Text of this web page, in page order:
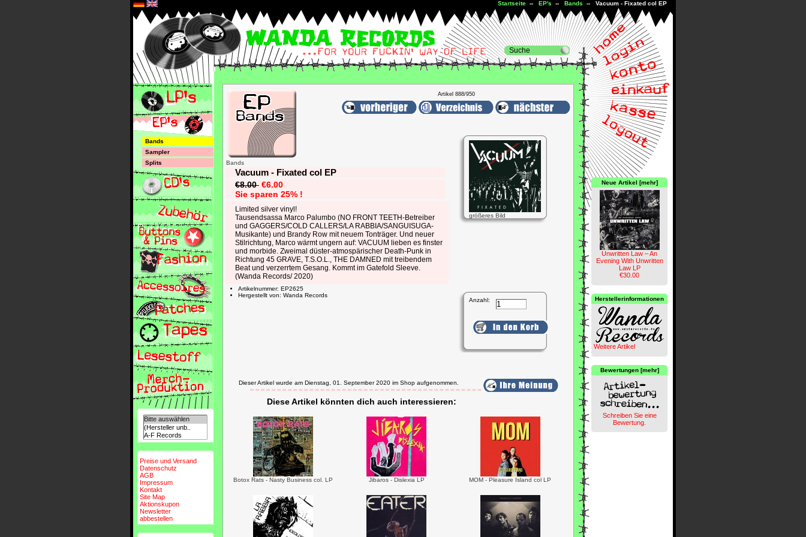
Startseite -- EP's -- Bands -- Vacuum - Fixated col EP
Bands
Sampler
Splits
Preise und Versand
Datenschutz
AGB
Impressum
Kontakt
Site Map
Aktionskupon
Newsletter
abbestellen
Neue Artikel [mehr]
Unwritten Law – An
Evening With Unwritten
Law LP
€30.00
Herstellerinformationen
Weitere Artikel
Bewertungen [mehr]
Schreiben Sie eine
Bewertung.
Bands
Artikel 888/950
größeres Bild
Vacuum - Fixated col EP
€8.00 €6.00
Sie sparen 25% !
Limited silver vinyl!
Tausendsassa Marco Palumbo (NO FRONT TEETH-Betreiber
und GAGGERS/COLD CALLERS/LA RABBIA/SANGUISUGA-
Musikante) und Brandy Row mit neuem Tonträger. Und neuer
Stilrichtung, Marco wärmt ungern auf: VACUUM lieben es finster
und morbide. Zweimal düster-atmospärischer Death-Punk in
Richtung 45 GRAVE, T.S.O.L., THE DAMNED mit treibendem
Beat und verzerrtem Gesang. Kommt im Gatefold Sleeve.
(Wanda Records/ 2020)
Anzahl:
Artikelnummer: EP2625
Hergestellt von: Wanda Records
Dieser Artikel wurde am Dienstag, 01. September 2020 im Shop aufgenommen.
Diese Artikel könnten dich auch interessieren:
Botox Rats - Nasty Business col. LP Jibaros - Dislexia LP MOM - Pleasure Island col LP